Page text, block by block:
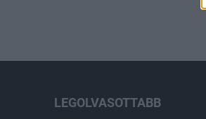
LEGOLVASOTTABB